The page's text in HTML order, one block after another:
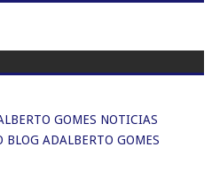
GOMES NOTICIAS
ADALBERTO GOMES